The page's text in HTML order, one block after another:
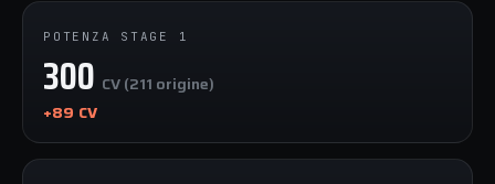
POTENZA STAGE 1
300 CV (211 origine)
+89 CV